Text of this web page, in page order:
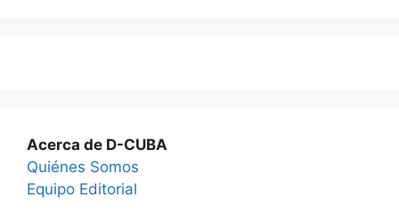
Acerca de D-CUBA
Quiénes Somos
Equipo Editorial